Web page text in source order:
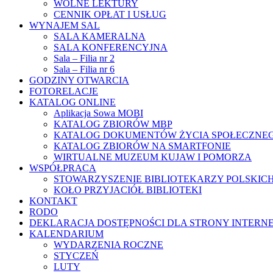
WOLNE LEKTURY
CENNIK OPŁAT I USŁUG
WYNAJEM SAL
SALA KAMERALNA
SALA KONFERENCYJNA
Sala – Filia nr 2
Sala – Filia nr 6
GODZINY OTWARCIA
FOTORELACJE
KATALOG ONLINE
Aplikacja Sowa MOBI
KATALOG ZBIORÓW MBP
KATALOG DOKUMENTÓW ŻYCIA
KATALOG ZBIORÓW NA SMARTFONIE
WIRTUALNE MUZEUM KUJAW I POMORZA
WSPÓŁPRACA
STOWARZYSZENIE BIBLIOTEKARZY
KOŁO PRZYJACIÓŁ BIBLIOTEKI
KONTAKT
RODO
DEKLARACJA DOSTĘPNOŚCI DLA STRONY
KALENDARIUM
WYDARZENIA ROCZNE
STYCZEŃ
LUTY